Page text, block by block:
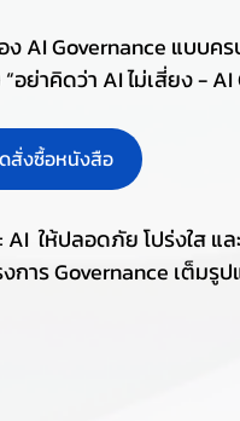
ง AI Governance แบบ
ย่าคิดว่า AI ไม่เสี่ยง -
สั่งซื้อหนังสือ
ให้ปลอดภัย โปร่งใส แ
การ Governance เต็มรู